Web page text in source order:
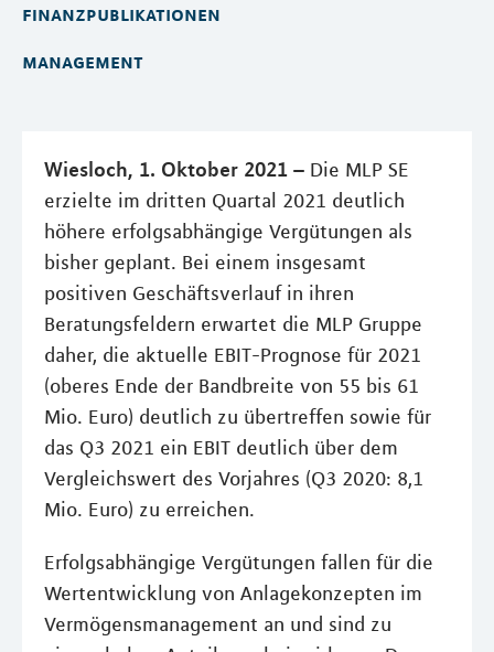
finanzpublikationen
management
Wiesloch, 1. Oktober 2021 – Die MLP SE
erzielte im dritten Quartal 2021 deutlich
höhere erfolgsabhängige Vergütungen als
bisher geplant. Bei einem insgesamt
positiven Geschäftsverlauf in ihren
Beratungsfeldern erwartet die MLP Gruppe
daher, die aktuelle EBIT-Prognose für 2021
(oberes Ende der Bandbreite von 55 bis 61
Mio. Euro) deutlich zu übertreffen sowie für
das Q3 2021 ein EBIT deutlich über dem
Vergleichswert des Vorjahres (Q3 2020: 8,1
Mio. Euro) zu erreichen.
Erfolgsabhängige Vergütungen fallen für die
Wertentwicklung von Anlagekonzepten im
Vermögensmanagement an und sind zu